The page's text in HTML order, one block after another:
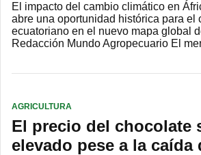
El impacto del cambio climático en
abre una oportunidad histórica para el
ecuatoriano en el nuevo mapa global
Redacción Mundo Agropecuario El
AGRICULTURA
El precio del chocolate
elevado pese a la caída